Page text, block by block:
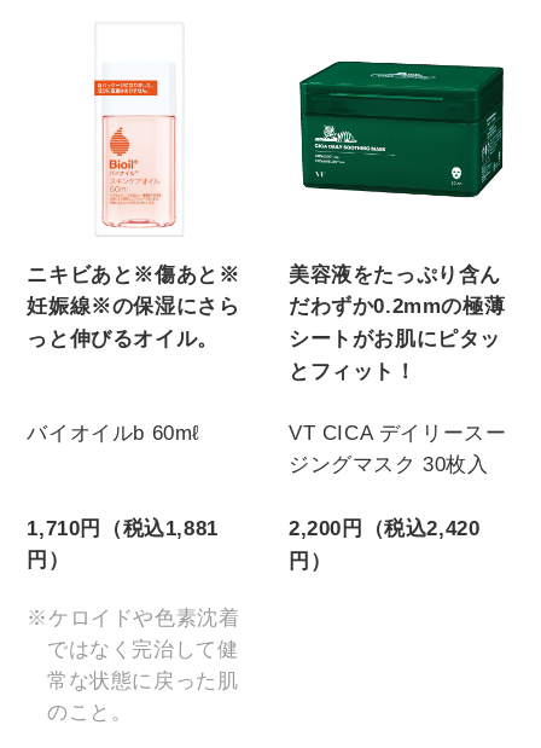
ニキビあと※傷あと※
妊娠線※の保湿にさら
っと伸びるオイル。
バイオイルb 60mℓ
1,710円（税込1,881
円）
※ケロイドや色素沈着
ではなく完治して健
常な状態に戻った肌
のこと。
美容液をたっぷり含ん
だわずか0.2mmの極薄
シートがお肌にピタッ
とフィット！
VT CICA デイリースー
ジングマスク 30枚入
2,200円（税込2,420
円）